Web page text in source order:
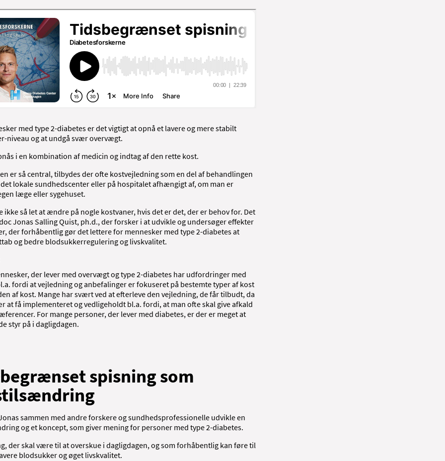
med type 2-diabetes er det vigtigt at opnå et lavere og mere stabilt
niveau og at undgå svær overvægt.
i en kombination af medicin og indtag af den rette kost.
er så central, tilbydes der ofte kostvejledning som en del af behandlingen
lokale sundhedscenter eller på hospitalet afhængigt af, om man er
læge eller sygehuset.
ikke så let at ændre på nogle kostvaner, hvis det er det, der er behov for. Det
Jonas Salling Quist, ph.d., der forsker i at udvikle og undersøger effekter
der forhåbentlig gør det lettere for mennesker med type 2-diabetes at
og bedre blodsukkerregulering og livskvalitet.
der lever med overvægt og type 2-diabetes har udfordringer med
fordi at vejledning og anbefalinger er fokuseret på bestemte typer af kost
af kost. Mange har svært ved at efterleve den vejledning, de får tilbudt, da
at få implementeret og vedligeholdt bl.a. fordi, at man ofte skal give afkald
For mange personer, der lever med diabetes, er der er meget at
styr på i dagligdagen.
spisning som
sammen med andre forskere og sundhedsprofessionelle udvikle en
og et koncept, som giver mening for personer med type 2-diabetes.
der skal være til at overskue i dagligdagen, og som forhåbentlig kan føre til
blodsukker og øget livskvalitet.